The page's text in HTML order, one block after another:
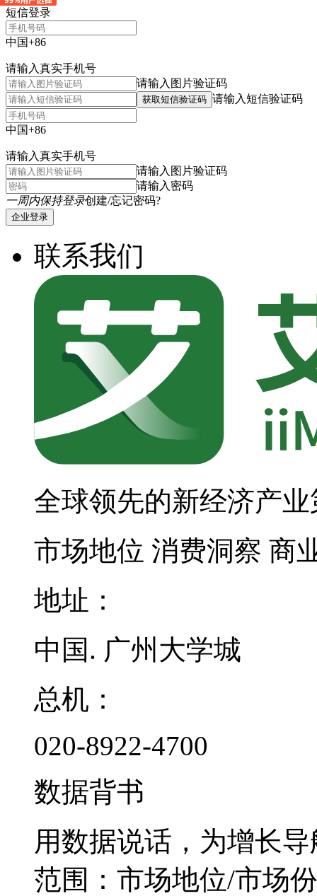
短信登录
中国+86
请输入真实手机号
请输入图片验证码
获取短信验证码 请输入短信验证码
中国+86
请输入真实手机号
请输入图片验证码
请输入密码
一周内保持登录创建/忘记密码?
企业登录
联系我们
全球领先的新经济产
市场地位 消费洞察 商
地址：
中国. 广州大学城
总机：
020-8922-4700
数据背书
用数据说话，为增长导
范围：市场地位/市场